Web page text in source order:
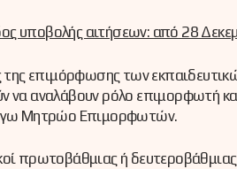
υποβολής αιτήσεων: από 28
της επιμόρφωσης των
να αναλάβουν ρόλο επιμορφωτή
Μητρώο Επιμορφωτών.
πρωτοβάθμιας ή